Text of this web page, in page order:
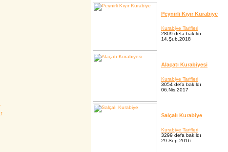
Peynirli Kıyır Kurabiye
Kurabiye Tarifleri
2809 defa bakıldı
14.Şub.2018
Alaçatı Kurabiyesi
Kurabiye Tarifleri
3054 defa bakıldı
06.Nis.2017
Salçalı Kurabiye
Kurabiye Tarifleri
3299 defa bakıldı
29.Sep.2016